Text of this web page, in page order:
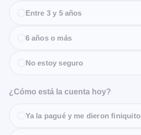
Entre 3 y 5 años
6 años o más
No estoy seguro
¿Cómo está la cuenta hoy?
Ya la pagué y me dieron finiquito